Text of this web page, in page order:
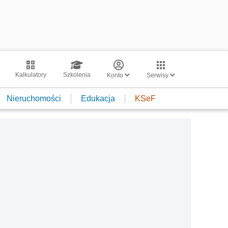
Kalkulatory Szkolenia Konto Serwisy
Nieruchomości Edukacja KSeF